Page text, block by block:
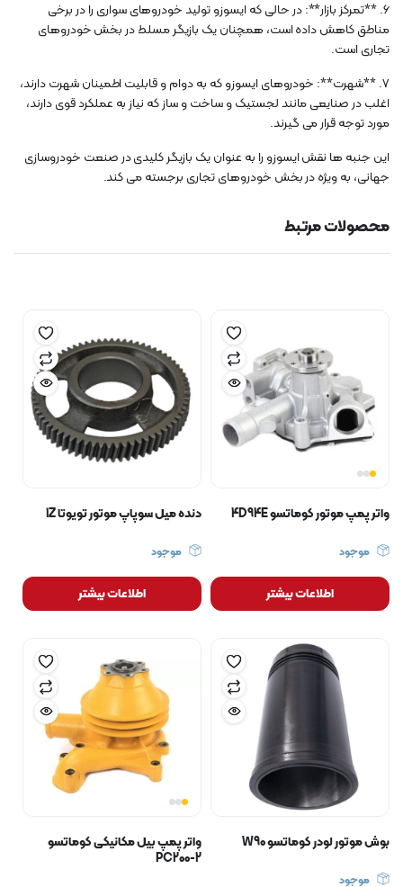
6. **تمرکز بازار**: در حالی که ایسوزو تولید خودروهای سواری را در برخی
مناطق کاهش داده است، همچنان یک بازیگر مسلط در بخش خودروهای
تجاری است.
7. **شهرت**: خودروهای ایسوزو که به دوام و قابلیت اطمینان شهرت دارند،
اغلب در صنایعی مانند لجستیک و ساخت و ساز که نیاز به عملکرد قوی دارند،
مورد توجه قرار می گیرند.
این جنبه ها نقش ایسوزو را به عنوان یک بازیگر کلیدی در صنعت خودروسازی
جهانی، به ویژه در بخش خودروهای تجاری برجسته می کند.
محصولات مرتبط
واتر پمپ موتور کوماتسو 4D94E
موجود
اطلاعات بیشتر
دنده میل سوپاپ موتور تویوتا 1Z
موجود
اطلاعات بیشتر
بوش موتور لودر کوماتسو W90
موجود
واتر پمپ بیل مکانیکی کوماتسو
PC200-2